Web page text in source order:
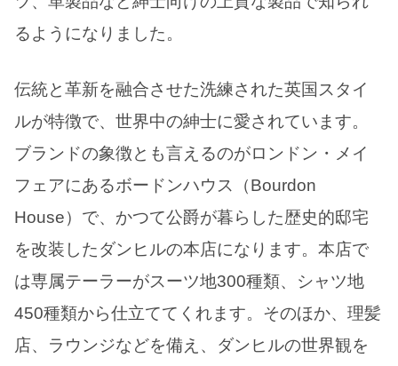
るようになりました。
伝統と革新を融合させた洗練された英国スタイ
ルが特徴で、世界中の紳士に愛されています。
ブランドの象徴とも言えるのがロンドン・メイ
フェアにあるボードンハウス（Bourdon
House）で、かつて公爵が暮らした歴史的邸宅
を改装したダンヒルの本店になります。本店で
は専属テーラーがスーツ地300種類、シャツ地
450種類から仕立ててくれます。そのほか、理髪
店、ラウンジなどを備え、ダンヒルの世界観を